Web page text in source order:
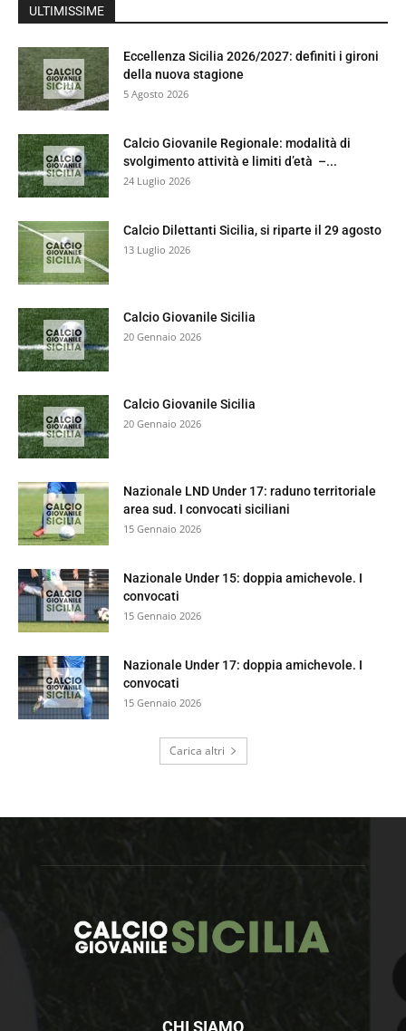
ULTIMISSIME
Eccellenza Sicilia 2026/2027: definiti i gironi
della nuova stagione
5 Agosto 2026
Calcio Giovanile Regionale: modalità di
svolgimento attività e limiti d’età –...
24 Luglio 2026
Calcio Dilettanti Sicilia, si riparte il 29 agosto
13 Luglio 2026
Calcio Giovanile Sicilia
20 Gennaio 2026
Calcio Giovanile Sicilia
20 Gennaio 2026
Nazionale LND Under 17: raduno territoriale
area sud. I convocati siciliani
15 Gennaio 2026
Nazionale Under 15: doppia amichevole. I
convocati
15 Gennaio 2026
Nazionale Under 17: doppia amichevole. I
convocati
15 Gennaio 2026
Carica altri
CHI SIAMO